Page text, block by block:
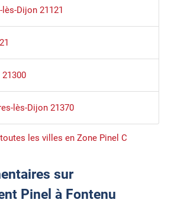
Dijon 21121
lès-Dijon 21370
les villes en Zone Pinel C
sur
Pinel à Fontenu